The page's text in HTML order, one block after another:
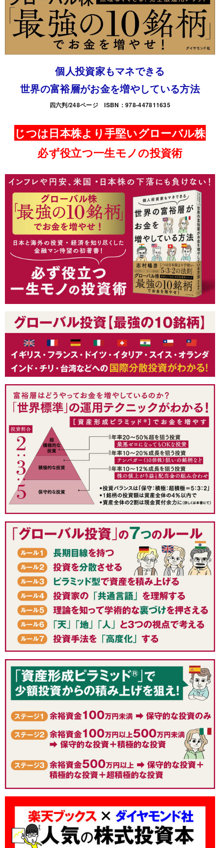
個人投資家もマネできる
世界の富裕層がお金を増やしている方法
四六判/248ページ ISBN：978-447811635
じつは日本株より手堅いグローバル株
必ず役立つ一生モノの投資術